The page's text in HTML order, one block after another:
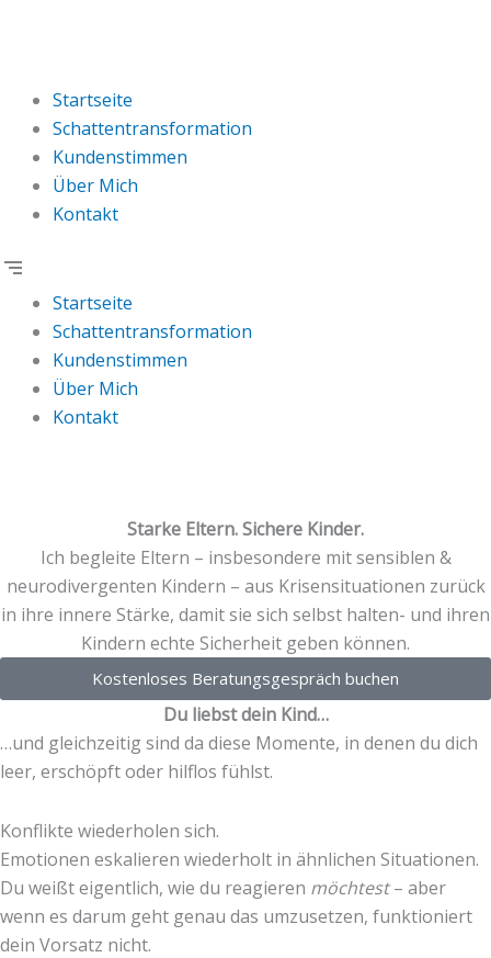
Startseite
Schattentransformation
Kundenstimmen
Über Mich
Kontakt
Startseite
Schattentransformation
Kundenstimmen
Über Mich
Kontakt
Starke Eltern. Sichere Kinder.
Ich begleite Eltern – insbesondere mit sensiblen &
neurodivergenten Kindern – aus Krisensituationen zurück
in ihre innere Stärke, damit sie sich selbst halten- und ihren
Kindern echte Sicherheit geben können.
Kostenloses Beratungsgespräch buchen
Du liebst dein Kind…
…und gleichzeitig sind da diese Momente, in denen du dich
leer, erschöpft oder hilflos fühlst.
Konflikte wiederholen sich.
Emotionen eskalieren wiederholt in ähnlichen Situationen.
Du weißt eigentlich, wie du reagieren möchtest– aber
wenn es darum geht genau das umzusetzen, funktioniert
dein Vorsatz nicht.